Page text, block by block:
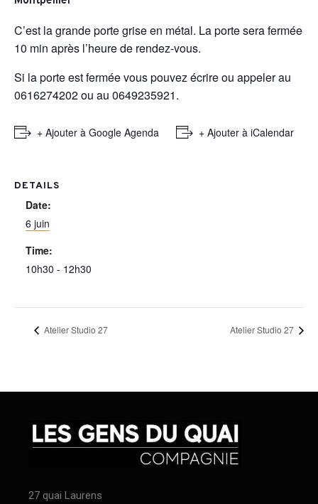
C’est la grande porte grise en métal. La porte sera fermée
10 min après l’heure de rendez-vous.
Si la porte est fermée vous pouvez écrire ou appeler au
0616274202 ou au 0649235921.
+ Ajouter à Google Agenda + Ajouter à iCalendar
DETAILS
Date:
6 juin
Time:
10h30 - 12h30
Atelier Studio 27 Atelier Studio 27
27 quai Laurens